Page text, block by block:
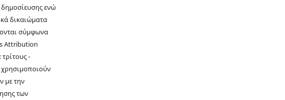
ενώ
δικαιώματα
σύμφωνα
Attribution
-
χρησιμοποιούν
με την
των